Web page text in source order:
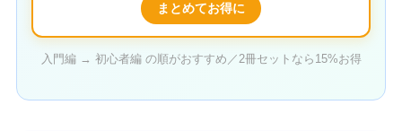
まとめてお得に
入門編 → 初心者編 の順がおすすめ／2冊セットなら15%お得